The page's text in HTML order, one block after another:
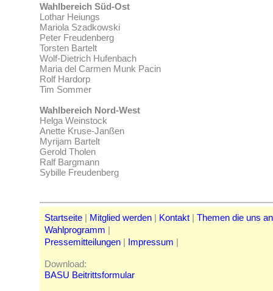
Wahlbereich Süd-Ost
Lothar Heiungs
Mariola Szadkowski
Peter Freudenberg
Torsten Bartelt
Wolf-Dietrich Hufenbach
Maria del Carmen Munk Pacin
Rolf Hardorp
Tim Sommer
Wahlbereich Nord-West
Helga Weinstock
Anette Kruse-Janßen
Myrijam Bartelt
Gerold Tholen
Ralf Bargmann
Sybille Freudenberg
Startseite | Mitglied werden | Kontakt | Themen die uns
Wahlprogramm |
Pressemitteilungen | Impressum |
Download:
BASU Beitrittsformular